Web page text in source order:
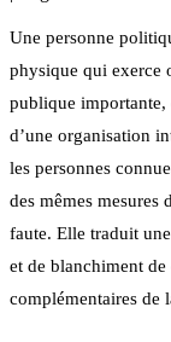
Une personne
physique qui exerce
publique importante,
d’une organisation
les personnes
des mêmes mesures
faute. Elle traduit
et de blanchiment
complémentaires de